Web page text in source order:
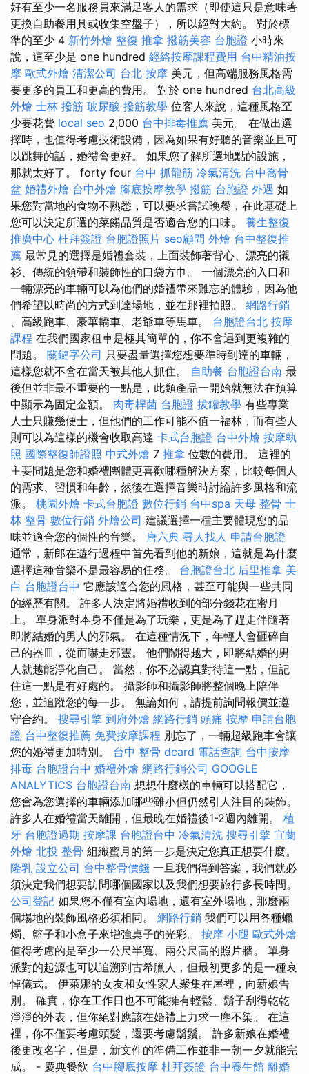
好有至少一名服務員來滿足客人的需求（即使這只是意味著
更換自助餐用具或收集空盤子），所以絕對大約。 對於標
準的至少 4 新竹外燴 整復 推拿 撥筋美容 台胞證 小時來
說，這至少是 one hundred 經絡按摩課程費用 台中精油按
摩 歐式外燴 清潔公司 台北 按摩 美元，但高端服務風格需
要更多的員工和更高的費用。 對於 one hundred 台北高級
外燴 士林 撥筋 玻尿酸 撥筋教學 位客人來說，這種風格至
少要花費 local seo 2,000 台中排毒推薦 美元。 在做出選
擇時，也值得考慮技術設備，因為如果有好聽的音樂並且可
以跳舞的話，婚禮會更好。 如果您了解所選地點的設施，
那就太好了。 forty four 台中 抓龍筋 冷氣清洗 台中喬骨
盆 婚禮外燴 台中外燴 腳底按摩教學 撥筋 台胞證 外遇 如
果您對當地的食物不熟悉，可以要求嘗試晚餐，在此基礎上
您可以決定所選的菜餚品質是否適合您的口味。 養生整復
推廣中心 杜拜簽證 台胞證照片 seo顧問 外燴 台中整復推
薦 最常見的選擇是婚禮套裝，上面裝飾著背心、漂亮的襯
衫、傳統的領帶和裝飾性的口袋方巾。 一個漂亮的入口和
一輛漂亮的車輛可以為他們的婚禮帶來難忘的體驗，因為他
們希望以時尚的方式到達場地，並在那裡拍照。 網路行銷
、高級跑車、豪華轎車、老爺車等馬車。 台胞證台北 按摩
課程 在我們國家租車是極其簡單的，你不會遇到更複雜的
問題。 關鍵字公司 只要盡量選擇您想要準時到達的車輛，
這樣您就不會在當天被其他人抓住。 自助餐 台胞證台南 最
後但並非最不重要的一點是，此類產品一開始就無法在預算
中顯示為固定金額。 肉毒桿菌 台胞證 拔罐教學 有些專業
人士只賺幾便士，但他們的工作可能不值一福林，而有些人
則可以為這樣的機會收取高達 卡式台胞證 台中外燴 按摩執
照 國際整復師證照 中式外燴 7 推拿 位數的費用。 這裡的
主要問題是您和婚禮團體更喜歡哪種解決方案，比較每個人
的需求、習慣和年齡，然後在選擇音樂時討論許多風格和流
派。 桃園外燴 卡式台胞證 數位行銷 台中spa 天母 整骨 士
林 整骨 數位行銷 外燴公司 建議選擇一種主要體現您的品
味並適合您的個性的音樂。 唐六典 尋人找人 申請台胞證
通常，新郎在遊行過程中首先看到他的新娘，這就是為什麼
選擇這種音樂不是最容易的任務。 台胞證台北 后里推拿 美
白 台胞證台中 它應該適合您的風格，甚至可能與一些共同
的經歷有關。 許多人決定將婚禮收到的部分錢花在蜜月
上。 單身派對本身不僅是為了玩樂，更是為了趕走伴隨著
即將結婚的男人的邪氣。 在這種情況下，年輕人會砸碎自
己的器皿，從而嚇走邪靈。 他們鬧得越大，即將結婚的男
人就越能淨化自己。 當然，你不必認真對待這一點，但記
住這一點是有好處的。 攝影師和攝影師將整個晚上陪伴
您，並追蹤您的每一步。 無論如何，請提前詢問報價並遵
守合約。 搜尋引擎 到府外燴 網路行銷 頭痛 按摩 申請台胞
證 台中整復推薦 免費按摩課程 別忘了，一輛超級跑車會讓
您的婚禮更加特別。 台中 整骨 dcard 電話查詢 台中按摩
排毒 台胞證台中 婚禮外燴 網路行銷公司 GOOGLE
ANALYTICS 台胞證台南 想想什麼樣的車輛可以搭配它，
您會為您選擇的車輛添加哪些雖小但仍然引人注目的裝飾。
許多人在婚禮當天離開，但最晚在婚禮後1-2週內離開。 植
牙 台胞證過期 按摩課 台胞證台中 冷氣清洗 搜尋引擎 宜蘭
外燴 北投 整骨 組織蜜月的第一步是決定您真正想要什麼。
隆乳 設立公司 台中整骨價錢 一旦我們得到答案，我們就必
須決定我們想要訪問哪個國家以及我們想要旅行多長時間。
公司登記 如果您不僅有室內場地，還有室外場地，那麼兩
個場地的裝飾風格必須相同。 網路行銷 我們可以用各種蠟
燭、籃子和小盒子來增強桌子的光彩。 按摩 小腿 歐式外燴
值得考慮的是至少一公尺半寬、兩公尺高的照片牆。 單身
派對的起源也可以追溯到古希臘人，但最初更多的是一種哀
悼儀式。 伊萊娜的女友和女性家人聚集在屋裡，向新娘告
別。 確實，你在工作日也不可能擁有輕鬆、鬍子刮得乾乾
淨淨的外表，但你絕對應該在婚禮上力求一塵不染。 在這
裡，你不僅要考慮頭髮，還要考慮鬍鬚。 許多新娘在婚禮
後更改名字，但是，新文件的準備工作並非一朝一夕就能完
成。 - 慶典餐飲 台中腳底按摩 杜拜簽證 台中養生館 離婚